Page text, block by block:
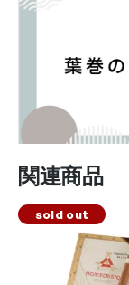
関連商品
sold out